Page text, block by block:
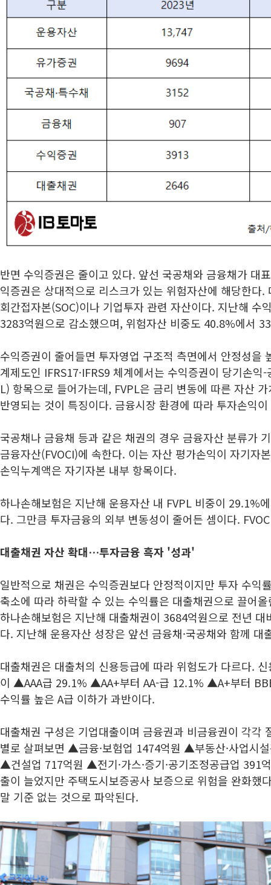
반면 수익증권은 줄이고 있다. 앞선 국공채와 금융채가 대
익증권은 상대적으로 리스크가 있는 위험자산에 해당한다.
회간접자본(SOC)이나 기업투자 관련 자산이다. 지난해 수
3283억원으로 감소했으며, 위험자산 비중도 40.8%에서
수익증권이 줄어들면 투자영업 구조적 측면에서 안정성을
계제도인 IFRS17·IFRS9 체계에서는 수익증권이 당기손익
L) 항목으로 들어가는데, FVPL은 금리 변동에 따른 자산
반영되는 것이 특징이다. 금융시장 환경에 따라 투자손익
국공채나 금융채 등과 같은 채권의 경우 금융자산 분류가
금융자산(FVOCI)에 속한다. 이는 자산 평가손익이 자기자
손익누계액은 자기자본 내부 항목이다.
하나손해보험은 지난해 운용자산 내 FVPL 비중이 29.1%
다. 그만큼 투자금융의 외부 변동성이 줄어든 셈이다.
대출채권 자산 확대…투자금융 흑자 '성과'
일반적으로 채권은 수익증권보다 안정적이지만 투자 수익
축소에 따라 하락할 수 있는 수익률은 대출채권으로 끌어
하나손해보험은 지난해 대출채권이 3684억원으로 전년
다. 지난해 운용자산 성장은 앞선 금융채·국공채와 함께 대
대출채권은 대출처의 신용등급에 따라 위험도가 다르다.
이 ▲AAA급 29.1% ▲AA+부터 AA-급 12.1% ▲A+부터
수익률 높은 A급 이하가 과반이다.
대출채권 구성은 기업대출이며 금융권과 비금융권이 각각
별로 살펴보면 ▲금융·보험업 1474억원 ▲부동산·사업시
▲건설업 717억원 ▲전기·가스·증기·공기조정공급업 391
출이 늘었지만 주택도시보증공사 보증으로 위험을 완화했
말 기준 없는 것으로 파악된다.